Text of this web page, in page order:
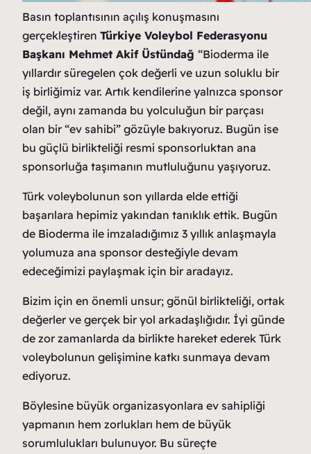
Basın toplantısının açılış konuşmasını
gerçekleştiren Türkiye Voleybol Federasyonu
Başkanı Mehmet Akif Üstündağ “Bioderma ile
yıllardır süregelen çok değerli ve uzun soluklu bir
iş birliğimiz var. Artık kendilerine yalnızca sponsor
değil, aynı zamanda bu yolculuğun bir parçası
olan bir “ev sahibi” gözüyle bakıyoruz. Bugün ise
bu güçlü birlikteliği resmi sponsorluktan ana
sponsorluğa taşımanın mutluluğunu yaşıyoruz.
Türk voleybolunun son yıllarda elde ettiği
başarılara hepimiz yakından tanıklık ettik. Bugün
de Bioderma ile imzaladığımız 3 yıllık anlaşmayla
yolumuza ana sponsor desteğiyle devam
edeceğimizi paylaşmak için bir aradayız.
Bizim için en önemli unsur; gönül birlikteliği, ortak
değerler ve gerçek bir yol arkadaşlığıdır. İyi günde
de zor zamanlarda da birlikte hareket ederek Türk
voleybolunun gelişimine katkı sunmaya devam
ediyoruz.
Böylesine büyük organizasyonlara ev sahipliği
yapmanın hem zorlukları hem de büyük
sorumlulukları bulunuyor. Bu süreçte